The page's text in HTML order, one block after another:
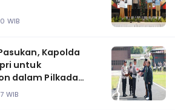
WIB
Kapolda
untuk
dalam Pilkada
WIB